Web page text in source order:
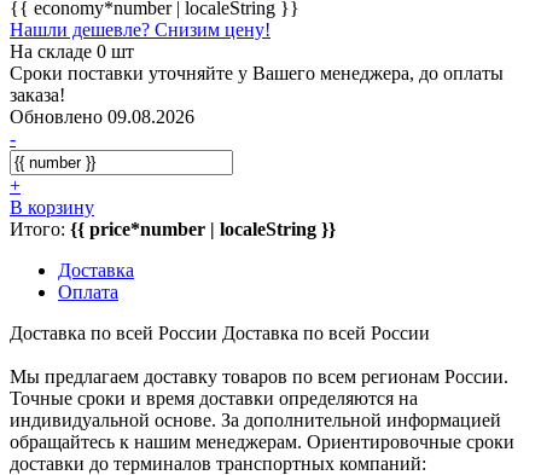
{{ economy*number | localeString }}
Нашли дешевле? Снизим цену!
На складе 0 шт
Сроки поставки уточняйте у Вашего менеджера, до оплаты
заказа!
Обновлено 09.08.2026
-
+
В корзину
Итого: {{ price*number | localeString }}
Доставка
Оплата
Доставка по всей России Доставка по всей России
Мы предлагаем доставку товаров по всем регионам России.
Точные сроки и время доставки определяются на
индивидуальной основе. За дополнительной информацией
обращайтесь к нашим менеджерам. Ориентировочные сроки
доставки до терминалов транспортных компаний: